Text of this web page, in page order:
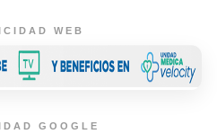
WEB
GOOGLE